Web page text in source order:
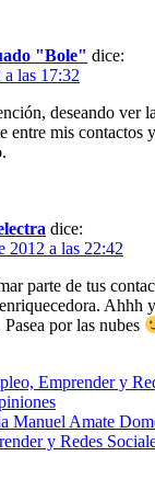
"Bole" dice:
las 17:32
deseando ver
entre mis contactos
dice:
2012 a las 22:42
parte de tus
Ahhh
por las nubes
Emprender y
Manuel Amate
y Redes